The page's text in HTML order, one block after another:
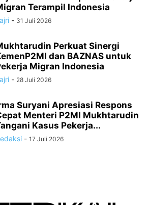
Terampil Indonesia
- 31 Juli 2026
Perkuat Sinergi
dan BAZNAS untuk
Migran Indonesia
- 28 Juli 2026
Suryani Apresiasi Respons
Menteri P2MI Mukhtarudin
Kasus Pekerja...
- 17 Juli 2026